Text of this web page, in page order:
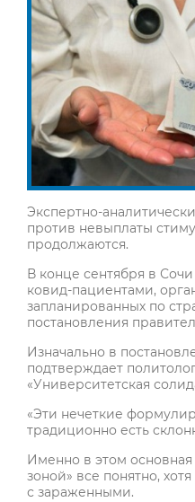
Экспертно-
против невыплаты
продолжаются.
В конце сентября в
ковид-пациентами,
запланированных по
постановления
Изначально в
подтверждает
«Университетская
«Эти нечеткие
традиционно есть
Именно в этом
зоной» все понятно,
с зараженными.